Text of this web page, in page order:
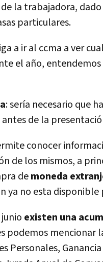
la trabajadora,
particulares.
a ir al ccma a ver
el año, entendemos
: serí­a necesario que
antes de la
conocer
de los mismos, a
demoneda
ya no esta disponible
existen una
podemos mencionar
Personales,